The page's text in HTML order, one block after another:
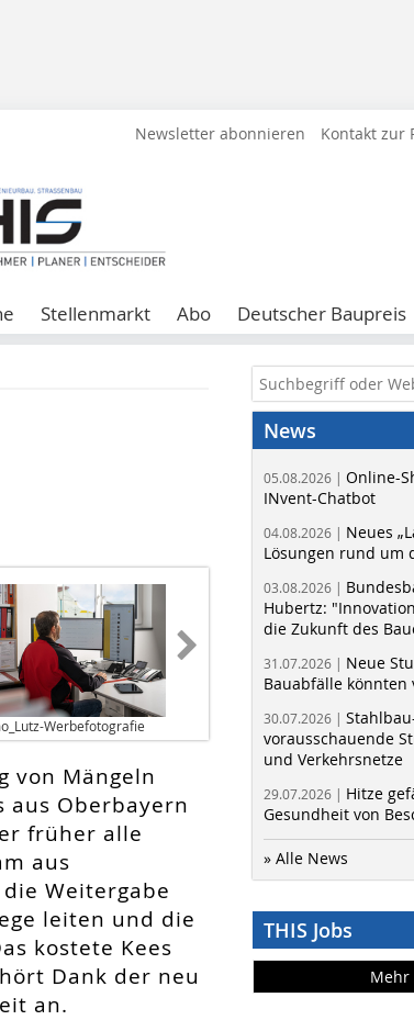
Newsletter abonnieren Kontakt zur
Stellenmarkt Abo Deutscher Baupreis
Werbefotografie
von Mängeln
Oberbayern
früher alle
aus
Weitergabe
leiten und die
kostete Kees
Dank der neu
an.
News
05.08.2026 | Online-
INvent-Chatbot
04.08.2026 | Neues
Lösungen rund um
03.08.2026 |
Hubertz:
die Zukunft des
31.07.2026 | Neue
Bauabfälle
30.07.2026 |
vorausschauende
und Verkehrsnetze
29.07.2026 | Hitze
Gesundheit von
» Alle News
THIS Jobs
Mehr